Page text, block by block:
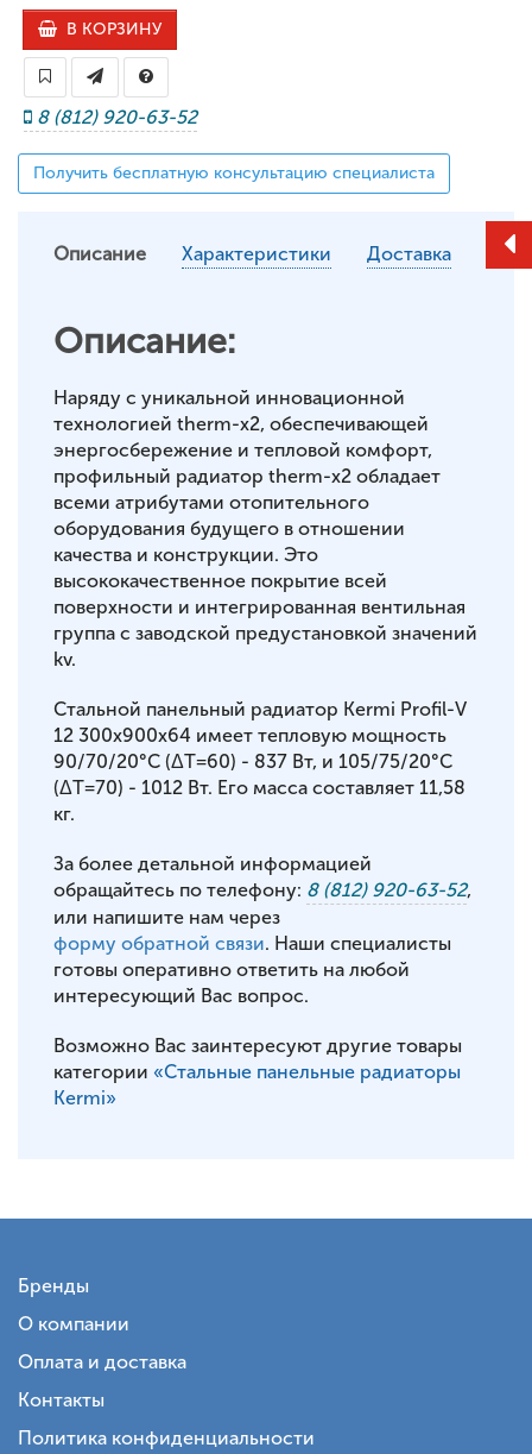
В КОРЗИНУ
8 (812) 920-63-52
Получить бесплатную консультацию специалиста
Описание Характеристики Доставка
Описание:
Наряду с уникальной инновационной
технологией therm-x2, обеспечивающей
энергосбережение и тепловой комфорт,
профильный радиатор therm-x2 обладает
всеми атрибутами отопительного
оборудования будущего в отношении
качества и конструкции. Это
высококачественное покрытие всей
поверхности и интегрированная вентильная
группа с заводской предустановкой значений
kv.
Стальной панельный радиатор Kermi Profil-V
12 300x900x64 имеет тепловую мощность
90/70/20°С (ΔT=60) - 837 Вт, и 105/75/20°С
(ΔT=70) - 1012 Вт. Его масса составляет 11,58
кг.
За более детальной информацией
обращайтесь по телефону: 8 (812) 920-63-52,
или напишите нам через
форму обратной связи. Наши специалисты
готовы оперативно ответить на любой
интересующий Вас вопрос.
Возможно Вас заинтересуют другие товары
категории «Стальные панельные радиаторы
Kermi»
Бренды
О компании
Оплата и доставка
Контакты
Политика конфиденциальности